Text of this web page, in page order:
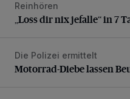
„Loss dir nix jefalle“ in 7
Reinhören
„Loss dir nix jefalle“ in 7
Motorrad-Diebe lassen
Die Polizei ermittelt
Motorrad-Diebe lassen